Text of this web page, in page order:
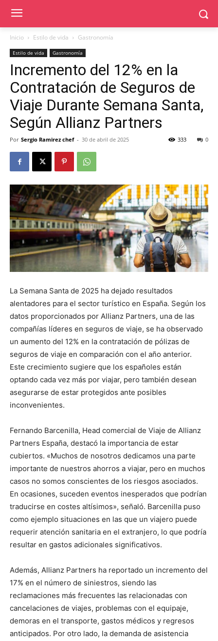
Inicio Estilo de vida Gastronomía
Estilo de vida Gastronomía
Incremento del 12% en la
Contratación de Seguros de
Viaje Durante Semana Santa,
Según Allianz Partners
Por Sergio Ramirez chef - 30 de abril de 2025 0
333
La Semana Santa de 2025 ha dejado resultados
alentadores para el sector turístico en España. Según los
datos proporcionados por Allianz Partners, una de las
compañías líderes en seguros de viaje, se ha observado
un aumento del 12% en la contratación de pólizas de
seguros de viaje en comparación con el año anterior.
Este crecimiento sugiere que los españoles están
optando cada vez más por viajar, pero también desean
asegurarse de estar protegidos ante posibles
inconvenientes.
Fernando Barcenilla, Head comercial de Viaje de Allianz
Partners España, destacó la importancia de estar
cubiertos. «Muchos de nosotros dedicamos una parte
importante de nuestros ahorros a viajar, pero en muchos
casos no somos conscientes de los riesgos asociados.
En ocasiones, suceden eventos inesperados que podrían
traducirse en costes altísimos», señaló. Barcenilla puso
como ejemplo situaciones en las que un viajero puede
requerir atención sanitaria en el extranjero, lo que podría
resultar en gastos adicionales significativos.
Además, Allianz Partners ha reportado un incremento del
17% en el número de siniestros, siendo las
reclamaciones más frecuentes las relacionadas con
cancelaciones de viajes, problemas con el equipaje,
demoras en el transporte, gastos médicos y regresos
anticipados. Por otro lado, la demanda de asistencia